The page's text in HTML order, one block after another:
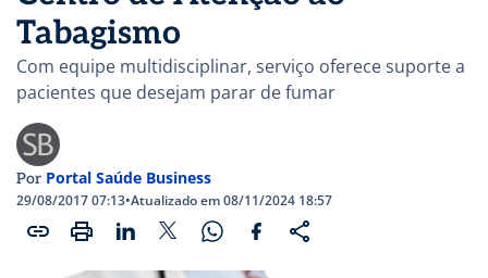
Tabagismo
Com equipe multidisciplinar, serviço oferece suporte a
pacientes que desejam parar de fumar
Por Portal Saúde Business
29/08/2017 07:13•Atualizado em 08/11/2024 18:57